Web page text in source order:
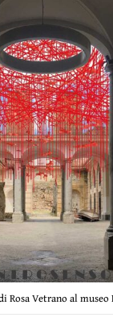
Rosa Vetrano al museo